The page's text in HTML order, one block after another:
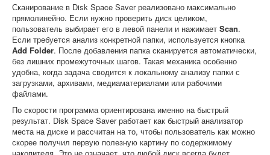
Сканирование в Disk Space Saver реализовано максимально
прямолинейно. Если нужно проверить диск целиком,
пользователь выбирает его в левой панели и нажимает Scan.
Если требуется анализ конкретной папки, используется кнопка
Add Folder. После добавления папка сканируется автоматически,
без лишних промежуточных шагов. Такая механика особенно
удобна, когда задача сводится к локальному анализу папки с
загрузками, архивами, медиаматериалами или рабочими
файлами.
По скорости программа ориентирована именно на быстрый
результат. Disk Space Saver работает как быстрый анализатор
места на диске и рассчитан на то, чтобы пользователь как можно
скорее получил первую полезную картину по содержимому